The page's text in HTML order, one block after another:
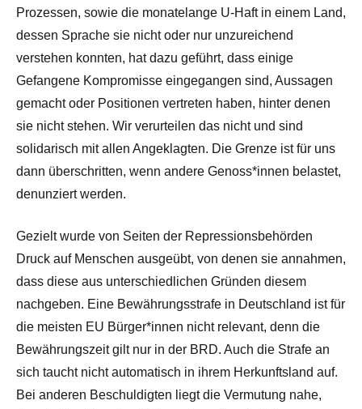
Prozessen, sowie die monatelange U-Haft in einem Land,
dessen Sprache sie nicht oder nur unzureichend
verstehen konnten, hat dazu geführt, dass einige
Gefangene Kompromisse eingegangen sind, Aussagen
gemacht oder Positionen vertreten haben, hinter denen
sie nicht stehen. Wir verurteilen das nicht und sind
solidarisch mit allen Angeklagten. Die Grenze ist für uns
dann überschritten, wenn andere Genoss*innen belastet,
denunziert werden.
Gezielt wurde von Seiten der Repressionsbehörden
Druck auf Menschen ausgeübt, von denen sie annahmen,
dass diese aus unterschiedlichen Gründen diesem
nachgeben. Eine Bewährungsstrafe in Deutschland ist für
die meisten EU Bürger*innen nicht relevant, denn die
Bewährungszeit gilt nur in der BRD. Auch die Strafe an
sich taucht nicht automatisch in ihrem Herkunftsland auf.
Bei anderen Beschuldigten liegt die Vermutung nahe,